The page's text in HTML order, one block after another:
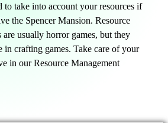
take into account your resources if
the Spencer Mansion. Resource
are usually horror games, but they
in crafting games. Take care of your
in our Resource Management